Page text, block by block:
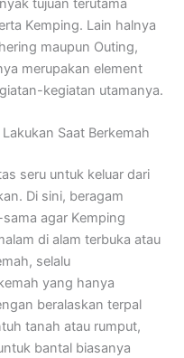
Kemping. Lain halnya
maupun Outing,
merupakan element
kegiatan utamanya.
Saat Berkemah
seru untuk keluar dari
Di sini, beragam
agar Kemping
di alam terbuka atau
selalu
yang hanya
beralaskan terpal
tanah atau rumput,
bantal biasanya